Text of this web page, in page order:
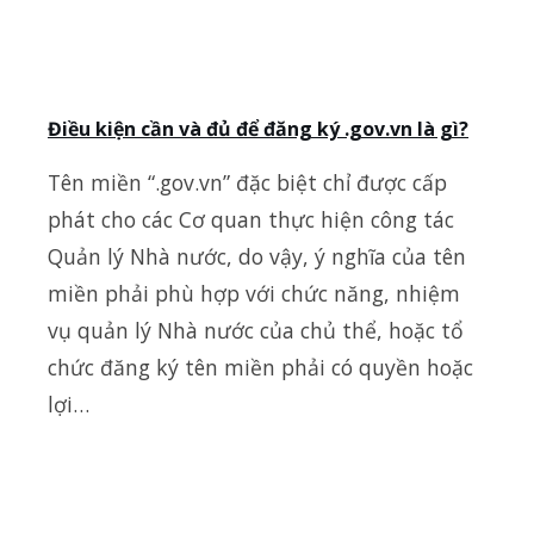
Điều kiện cần và đủ để đăng ký .gov.vn là gì?
Tên miền “.gov.vn” đặc biệt chỉ được cấp
phát cho các Cơ quan thực hiện công tác
Quản lý Nhà nước, do vậy, ý nghĩa của tên
miền phải phù hợp với chức năng, nhiệm
vụ quản lý Nhà nước của chủ thể, hoặc tổ
chức đăng ký tên miền phải có quyền hoặc
lợi…